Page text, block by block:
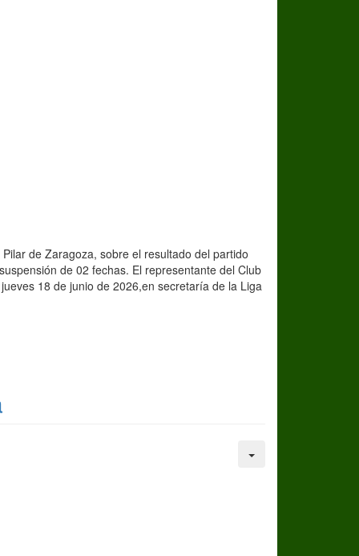
de Zaragoza, sobre el resultado del partido
de 02 fechas. El representante del Club
18 de junio de 2026,en secretaría de la Liga